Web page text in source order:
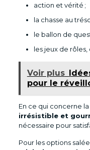
action et vérité ;
la chasse au
le ballon de
les jeux de rôles,
Voir plus
pour le
En ce qui concerne la
irrésistible et
nécessaire pour
Pour les options